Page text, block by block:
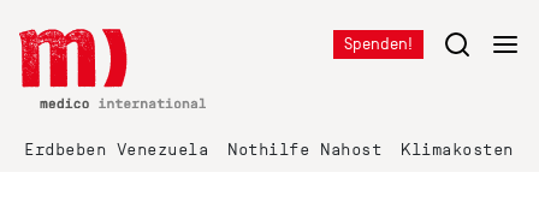
Spenden!
Erdbeben Venezuela Nothilfe Nahost Klimakosten